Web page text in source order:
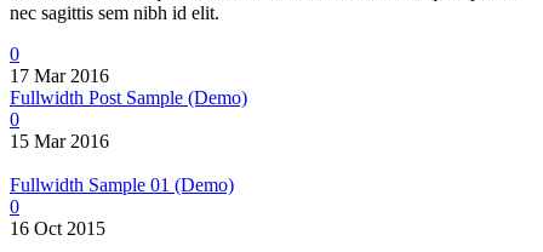
nec sagittis sem nibh id elit.
0
17 Mar 2016
Fullwidth Post Sample (Demo)
0
15 Mar 2016
Fullwidth Sample 01 (Demo)
0
16 Oct 2015